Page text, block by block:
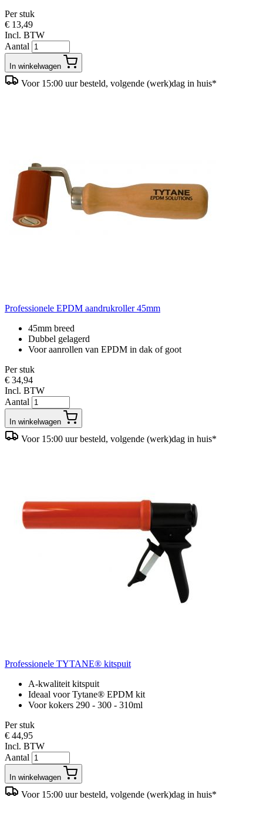
Per stuk
€ 13,49
Incl. BTW
Aantal
In winkelwagen
Voor 15:00 uur besteld, volgende (werk)dag in huis*
Professionele EPDM aandrukroller 45mm
45mm breed
Dubbel gelagerd
Voor aanrollen van EPDM in dak of goot
Per stuk
€ 34,94
Incl. BTW
Aantal
In winkelwagen
Voor 15:00 uur besteld, volgende (werk)dag in huis*
Professionele TYTANE® kitspuit
A-kwaliteit kitspuit
Ideaal voor Tytane® EPDM kit
Voor kokers 290 - 300 - 310ml
Per stuk
€ 44,95
Incl. BTW
Aantal
In winkelwagen
Voor 15:00 uur besteld, volgende (werk)dag in huis*